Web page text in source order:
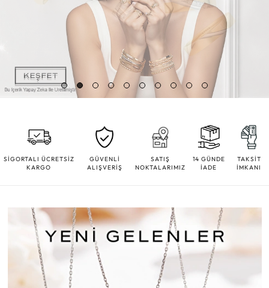
SİGORTALI ÜCRETSİZ
KARGO
GÜVENLİ
ALIŞVERİŞ
SATIŞ
NOKTALARIMIZ
14 GÜNDE
İADE
TAKSİT
İMKANI